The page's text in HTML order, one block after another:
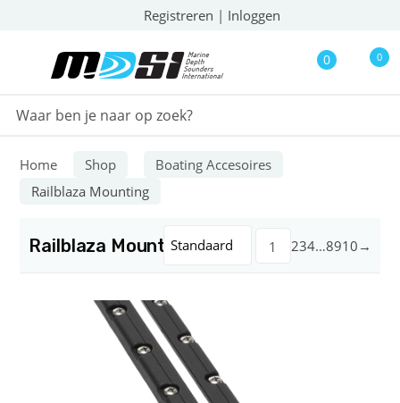
Registreren | Inloggen
0 0
Home Shop
Boating Accesoires
Railblaza Mounting
Railblaza MountingStandaard 1 234…8910 →